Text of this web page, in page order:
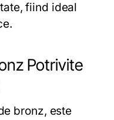
fiind ideal
Potrivite
bronz, este